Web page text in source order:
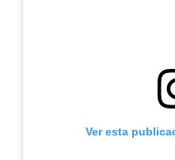
Ver esta